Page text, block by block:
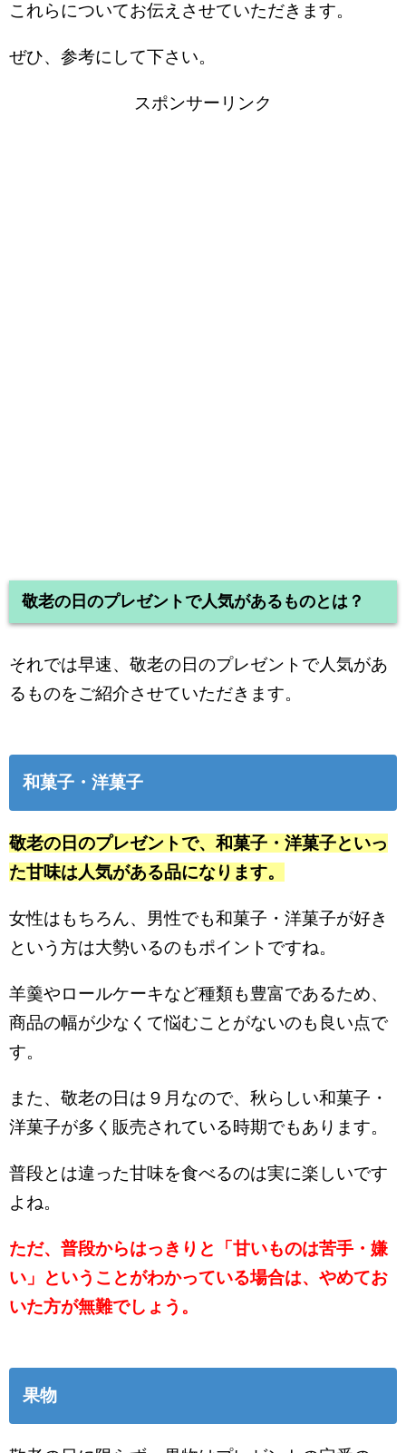
これらについてお伝えさせていただきます。
ぜひ、参考にして下さい。
スポンサーリンク
敬老の日のプレゼントで人気があるものとは？
それでは早速、敬老の日のプレゼントで人気があ
るものをご紹介させていただきます。
和菓子・洋菓子
敬老の日のプレゼントで、和菓子・洋菓子といっ
た甘味は人気がある品になります。
女性はもちろん、男性でも和菓子・洋菓子が好き
という方は大勢いるのもポイントですね。
羊羹やロールケーキなど種類も豊富であるため、
商品の幅が少なくて悩むことがないのも良い点で
す。
また、敬老の日は９月なので、秋らしい和菓子・
洋菓子が多く販売されている時期でもあります。
普段とは違った甘味を食べるのは実に楽しいです
よね。
ただ、普段からはっきりと「甘いものは苦手・嫌
い」ということがわかっている場合は、やめてお
いた方が無難でしょう。
果物